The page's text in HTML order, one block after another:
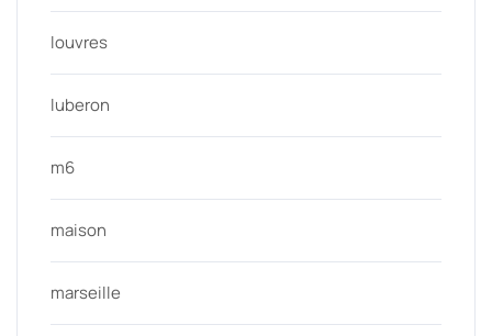
louvres
luberon
m6
maison
marseille